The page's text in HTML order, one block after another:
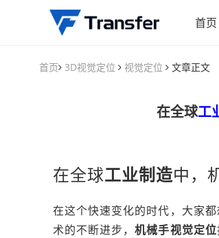
首页
首页 3D视觉定位 视觉定位 文章正文
在全球工
在全球工业制造中，
在这个快速变化的时代，大家
术的不断进步，机械手视觉定位